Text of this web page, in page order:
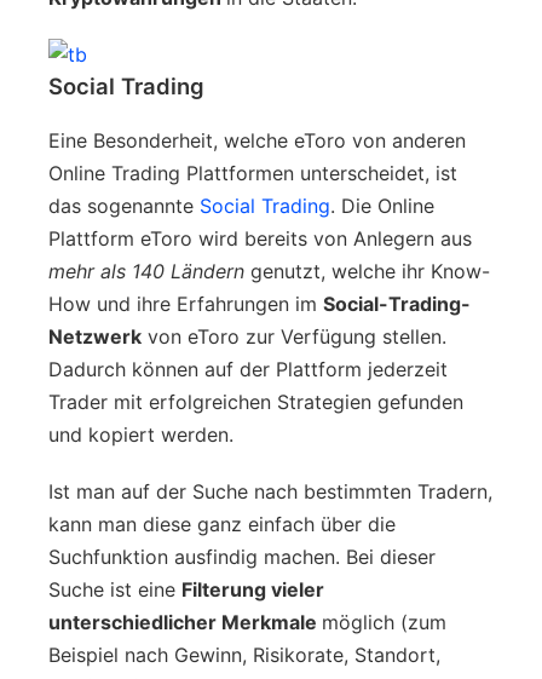
Social Trading
Eine Besonderheit, welche eToro von anderen
Online Trading Plattformen unterscheidet, ist
das sogenannte Social Trading. Die Online
Plattform eToro wird bereits von Anlegern aus
mehr als 140 Ländern genutzt, welche ihr Know-
How und ihre Erfahrungen im Social-Trading-
Netzwerk von eToro zur Verfügung stellen.
Dadurch können auf der Plattform jederzeit
Trader mit erfolgreichen Strategien gefunden
und kopiert werden.
Ist man auf der Suche nach bestimmten Tradern,
kann man diese ganz einfach über die
Suchfunktion ausfindig machen. Bei dieser
Suche ist eine Filterung vieler
unterschiedlicher Merkmale möglich (zum
Beispiel nach Gewinn, Risikorate, Standort,